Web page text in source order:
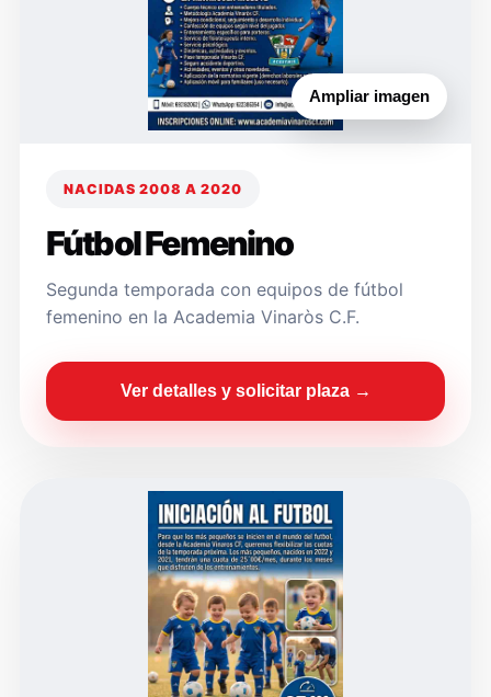
Ampliar imagen
NACIDAS 2008 A 2020
Fútbol Femenino
Segunda temporada con equipos de fútbol
femenino en la Academia Vinaròs C.F.
Ver detalles y solicitar plaza →